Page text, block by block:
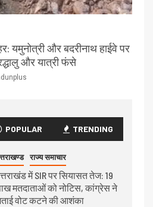
यमुनोत्री और बदरीनाथ हाईवे पर
और यात्री फंसे
POPULAR TRENDING
राज्य समाचार
में SIR पर सियासत तेज: 19
मतदाताओं को नोटिस, कांग्रेस ने
वोट कटने की आशंका